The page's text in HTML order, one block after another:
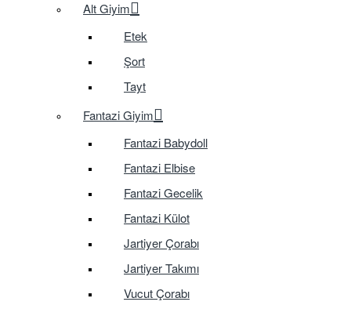
Alt Giyim
Etek
Şort
Tayt
Fantazi Giyim
Fantazi Babydoll
Fantazi Elbise
Fantazi Gecelik
Fantazi Külot
Jartiyer Çorabı
Jartiyer Takımı
Vucut Çorabı